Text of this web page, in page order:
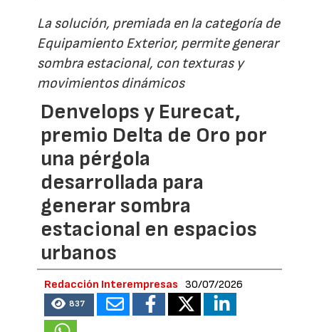
La solución, premiada en la categoría de
Equipamiento Exterior, permite generar
sombra estacional, con texturas y
movimientos dinámicos
Denvelops y Eurecat,
premio Delta de Oro por
una pérgola
desarrollada para
generar sombra
estacional en espacios
urbanos
Redacción Interempresas 30/07/2026
837